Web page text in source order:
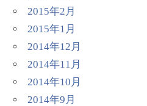
2015年2月
2015年1月
2014年12月
2014年11月
2014年10月
2014年9月